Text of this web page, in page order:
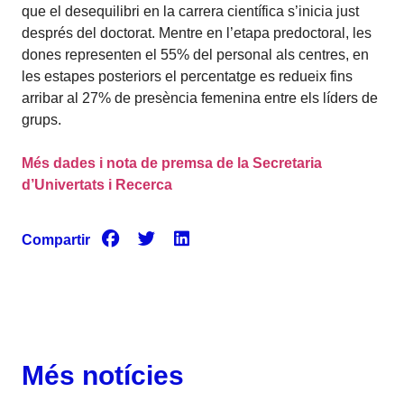
que el desequilibri en la carrera científica s’inicia just
després del doctorat. Mentre en l’etapa predoctoral, les
dones representen el 55% del personal als centres, en
les estapes posteriors el percentatge es redueix fins
arribar al 27% de presència femenina entre els líders de
grups.
Més dades i nota de premsa de la Secretaria
d’Univertats i Recerca
Compartir
Més notícies